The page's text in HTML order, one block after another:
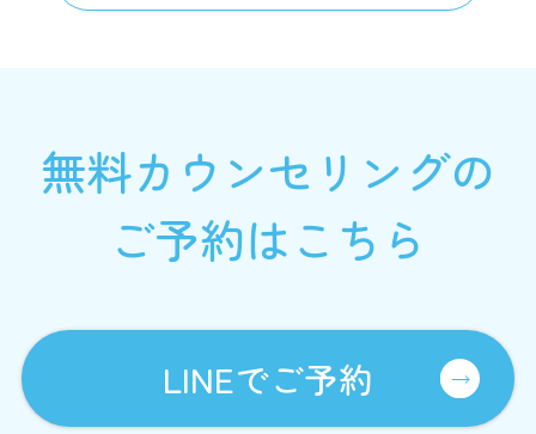
無料カウンセリングの
ご予約はこちら
LINEでご予約